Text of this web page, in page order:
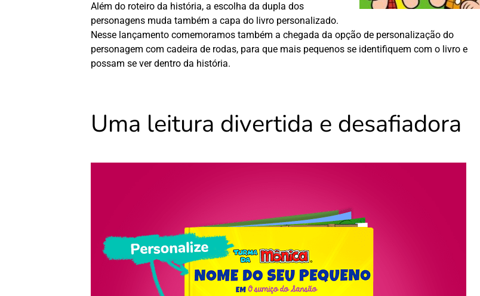
Além do roteiro da história, a escolha da dupla dos
personagens muda também a capa do livro personalizado.
Nesse lançamento comemoramos também a chegada da opção de personalização do
personagem com cadeira de rodas, para que mais pequenos se identifiquem com o livro e
possam se ver dentro da história.
Uma leitura divertida e desafiadora